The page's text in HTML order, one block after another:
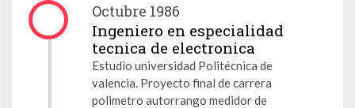
Octubre 1986
Ingeniero en especialidad
tecnica de electronica
Estudio universidad Politécnica de
valencia. Proyecto final de carrera
polimetro autorrango medidor de